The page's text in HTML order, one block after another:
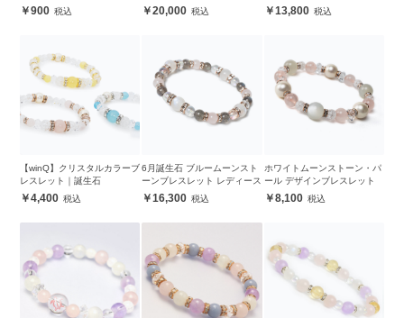
900 20,000 13,800
【winQ】クリスタルカラーブ
レスレット｜誕生石
4,400
6月誕生石 ブルームーンスト
ーンブレスレット レディース
16,300
ホワイトムーンストーン・パ
ール デザインブレスレット
8,100